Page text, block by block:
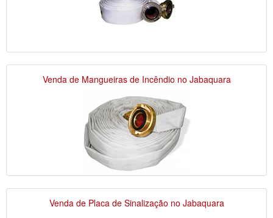
Venda de Mangueiras de Incêndio no Jabaquara
Venda de Placa de Sinalização no Jabaquara